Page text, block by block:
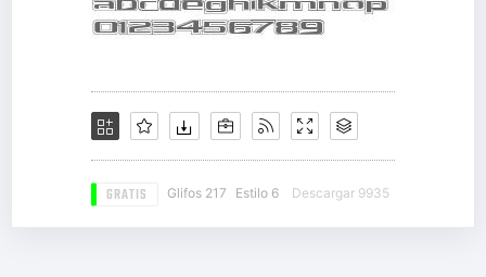
GRATIS Glifos 217 Estilo 6 Descargar 9935